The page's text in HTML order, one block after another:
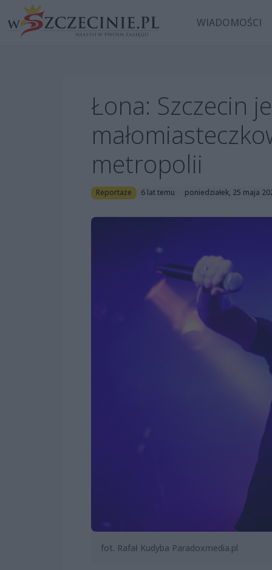
WIADOMOŚCI
Łona: Szczecin
metropolii
Reportaże 6 lat temu poniedziałek, 25 maja
fot. Rafał Kudyba Paradoxmedia.pl